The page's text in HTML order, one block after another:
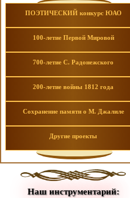
ПОЭТИЧЕСКИЙ конкурс ЮАО
100-летие Первой Мировой
700-летие С. Радонежского
200-летие войны 1812 года
Сохранение памяти о М. Джалиле
Другие проекты
Наш инструментарий: